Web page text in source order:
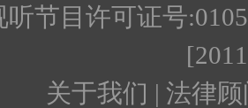
听节目许可证号
关于我们 | 法律